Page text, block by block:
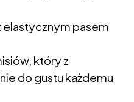
elastycznym pasem
który z
do gustu każdemu